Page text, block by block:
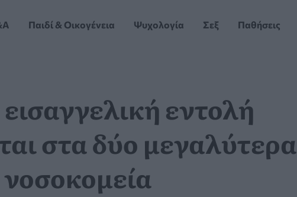
Παιδί & Οικογένεια Ψυχολογία Σεξ Παθήσεις
εντολή
στα δύο μεγαλύτερα
νοσοκομεία